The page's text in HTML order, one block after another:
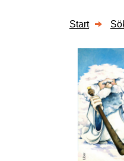
Start